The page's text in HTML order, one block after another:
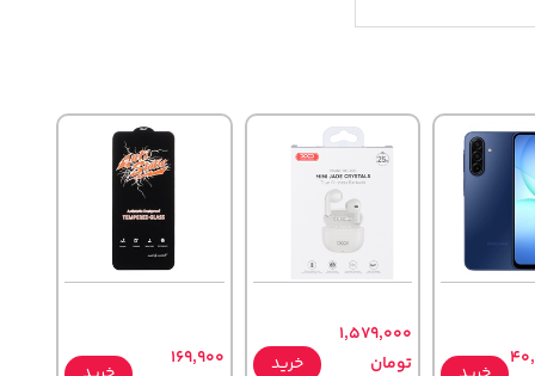
1,579,000
تومان
خرید
169,900